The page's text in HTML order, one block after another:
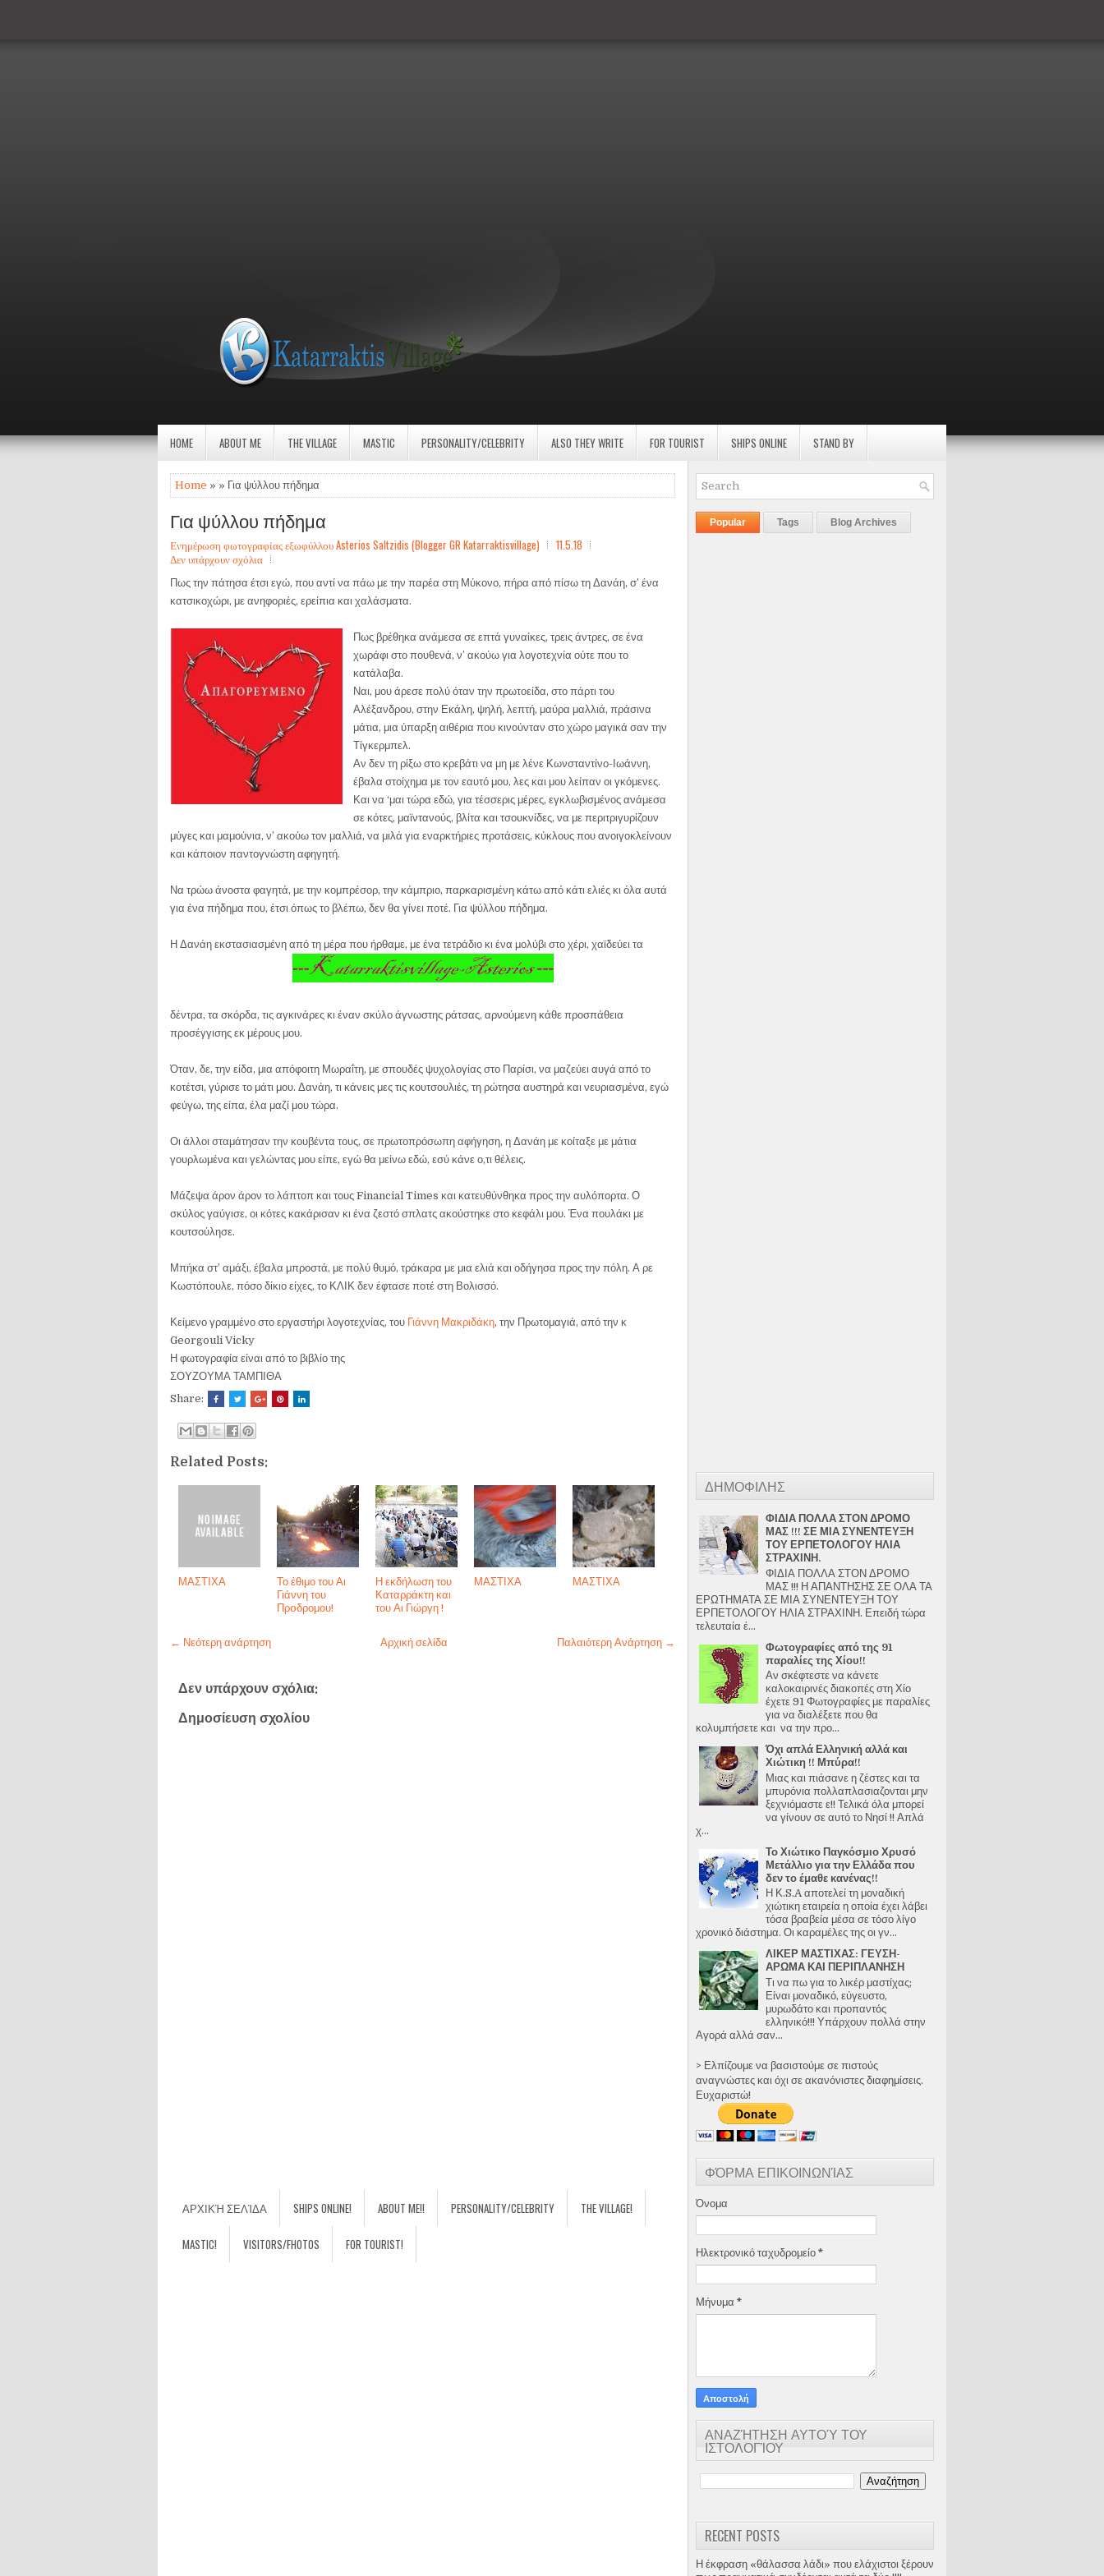
HOME ABOUT ME THE VILLAGE MASTIC PERSONALITY/CELEBRITY ALSO THEY WRITE FOR TOURIST SHIPS ONLINE STAND BY
Home » » Για ψύλλου πήδημα
Για ψύλλου πήδημα
Ενημέρωση φωτογραφίας εξωφύλλου Asterios Saltzidis (Blogger GR Katarraktisvillage)
11.5.18
Δεν υπάρχουν σχόλια
Πως την πάτησα έτσι εγώ, που αντί να πάω με την παρέα στη Μύκονο, πήρα από πίσω τη Δανάη, σ’ ένα
κατσικοχώρι, με ανηφοριές, ερείπια και χαλάσματα.
Πως βρέθηκα ανάμεσα σε επτά γυναίκες, τρεις άντρες, σε ένα
χωράφι στο πουθενά, ν’ ακούω για λογοτεχνία ούτε που το
κατάλαβα.
Ναι, μου άρεσε πολύ όταν την πρωτοείδα, στο πάρτι του
Αλέξανδρου, στην Εκάλη, ψηλή, λεπτή, μαύρα μαλλιά, πράσινα
μάτια, μια ύπαρξη αιθέρια που κινούνταν στο χώρο μαγικά σαν την
Τίγκερμπελ.
Αν δεν τη ρίξω στο κρεβάτι να μη με λένε Κωνσταντίνο-Ιωάννη,
έβαλα στοίχημα με τον εαυτό μου, λες και μου λείπαν οι γκόμενες.
Και να ‘μαι τώρα εδώ, για τέσσερις μέρες, εγκλωβισμένος ανάμεσα
σε κότες, μαϊντανούς, βλίτα και τσουκνίδες, να με περιτριγυρίζουν
μύγες και μαμούνια, ν’ ακούω τον μαλλιά, να μιλά για εναρκτήριες προτάσεις, κύκλους που ανοιγοκλείνουν
και κάποιον παντογνώστη αφηγητή.
Να τρώω άνοστα φαγητά, με την κομπρέσορ, την κάμπριο, παρκαρισμένη κάτω από κάτι ελιές κι όλα αυτά
για ένα πήδημα που, έτσι όπως το βλέπω, δεν θα γίνει ποτέ. Για ψύλλου πήδημα.
Η Δανάη εκστασιασμένη από τη μέρα που ήρθαμε, με ένα τετράδιο κι ένα μολύβι στο χέρι, χαϊδεύει τα
δέντρα, τα σκόρδα, τις αγκινάρες κι έναν σκύλο άγνωστης ράτσας, αρνούμενη κάθε προσπάθεια
προσέγγισης εκ μέρους μου.
Όταν, δε, την είδα, μια απόφοιτη Μωραΐτη, με σπουδές ψυχολογίας στο Παρίσι, να μαζεύει αυγά από το
κοτέτσι, γύρισε το μάτι μου. Δανάη, τι κάνεις μες τις κουτσουλιές, τη ρώτησα αυστηρά και νευριασμένα, εγώ
φεύγω, της είπα, έλα μαζί μου τώρα.
Οι άλλοι σταμάτησαν την κουβέντα τους, σε πρωτοπρόσωπη αφήγηση, η Δανάη με κοίταξε με μάτια
γουρλωμένα και γελώντας μου είπε, εγώ θα μείνω εδώ, εσύ κάνε ο,τι θέλεις.
Μάζεψα άρον άρον το λάπτοπ και τους Financial Times και κατευθύνθηκα προς την αυλόπορτα. Ο
σκύλος γαύγισε, οι κότες κακάρισαν κι ένα ζεστό σπλατς ακούστηκε στο κεφάλι μου. Ένα πουλάκι με
κουτσούλησε.
Μπήκα στ’ αμάξι, έβαλα μπροστά, με πολύ θυμό, τράκαρα με μια ελιά και οδήγησα προς την πόλη. Α ρε
Κωστόπουλε, πόσο δίκιο είχες, το ΚΛΙΚ δεν έφτασε ποτέ στη Βολισσό.
Κείμενο γραμμένο στο εργαστήρι λογοτεχνίας, του Γιάννη Μακριδάκη, την Πρωτομαγιά, από την κ
Georgouli Vicky
Η φωτογραφία είναι από το βιβλίο της
ΣΟΥΖΟΥΜΑ ΤΑΜΠΙΘΑ
Share:
Related Posts:
ΜΑΣΤΙΧΑ
Το έθιμο του Αι
Γιάννη του
Πρoδρομου!
Η εκδήλωση του
Καταρράκτη και
του Αι Γιώργη !
ΜΑΣΤΙΧΑ ΜΑΣΤΙΧΑ
← Νεότερη ανάρτηση Παλαιότερη Ανάρτηση →
Αρχική σελίδα
Δεν υπάρχουν σχόλια:
Δημοσίευση σχολίου
ΑΡΧΙΚΉ ΣΕΛΊΔΑ SHIPS ONLINE! ABOUT ME!! PERSONALITY/CELEBRITY THE VILLAGE!
MASTIC! VISITORS/FHOTOS FOR TOURIST!
Popular Tags Blog Archives
ΔΗΜΟΦΙΛΗΣ
ΦΙΔΙΑ ΠΟΛΛΑ ΣΤΟΝ ΔΡΟΜΟ
ΜΑΣ !!! ΣΕ ΜΙΑ ΣΥΝΕΝΤΕΥΞΗ
ΤΟΥ ΕΡΠΕΤΟΛΟΓΟΥ ΗΛΙΑ
ΣΤΡΑΧΙΝΗ.
ΦΙΔΙΑ ΠΟΛΛΑ ΣΤΟΝ ΔΡΟΜΟ
ΜΑΣ !!! Η ΑΠΑΝΤΗΣΗΣ ΣΕ ΟΛΑ ΤΑ
ΕΡΩΤΗΜΑΤΑ ΣΕ ΜΙΑ ΣΥΝΕΝΤΕΥΞΗ ΤΟΥ
ΕΡΠΕΤΟΛΟΓΟΥ ΗΛΙΑ ΣΤΡΑΧΙΝΗ. Επειδή τώρα
τελευταία έ...
Φωτογραφίες από της 91
παραλίες της Χίου!!
Αν σκέφτεστε να κάνετε
καλοκαιρινές διακοπές στη Χίο
έχετε 91 Φωτογραφίες με παραλίες
για να διαλέξετε που θα
κολυμπήσετε και να την προ...
Όχι απλά Ελληνική αλλά και
Χιώτικη !! Μπύρα!!
Μιας και πιάσανε η ζέστες και τα
μπυρόνια πολλαπλασιαζονται μην
ξεχνιόμαστε ε!! Τελικά όλα μπορεί
να γίνουν σε αυτό το Νησί !! Απλά
χ...
Το Χιώτικο Παγκόσμιο Χρυσό
Μετάλλιο για την Ελλάδα που
δεν το έμαθε κανένας!!
Η Κ.S.A αποτελεί τη μοναδική
χιώτικη εταιρεία η οποία έχει λάβει
τόσα βραβεία μέσα σε τόσο λίγο
χρονικό διάστημα. Οι καραμέλες της οι γν...
ΛΙΚΕΡ ΜΑΣΤΙΧΑΣ: ΓΕΥΣΗ-
ΑΡΩΜΑ ΚΑΙ ΠΕΡΙΠΛΑΝΗΣΗ
Τι να πω για το λικέρ μαστίχας;
Είναι μοναδικό, εύγευστο,
μυρωδάτο και προπαντός
ελληνικό!!! Υπάρχουν πολλά στην
Αγορά αλλά σαν...
> Ελπίζουμε να βασιστούμε σε πιστούς
αναγνώστες και όχι σε ακανόνιστες διαφημίσεις.
Ευχαριστώ!
ΦΌΡΜΑ ΕΠΙΚΟΙΝΩΝΊΑΣ
Όνομα
Ηλεκτρονικό ταχυδρομείο *
Μήνυμα *
ΑΝΑΖΉΤΗΣΗ ΑΥΤΟΎ ΤΟΥ
ΙΣΤΟΛΟΓΊΟΥ
RECENT POSTS
Η έκφραση «θάλασσα λάδι» που ελάχιστοι ξέρουν